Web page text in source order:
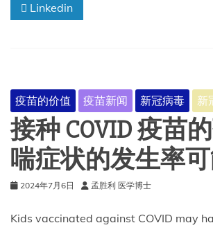
于
疫
的
长
期
研
究？
Linkedin
疫苗的价值 疫苗新闻 新冠病毒 新
接种 COVID 疫苗
喘症状的发生率
2024年7月6日 孟胜利 医学博士
Kids vaccinated against COVID may